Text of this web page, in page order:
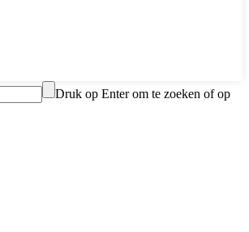
Druk op Enter om te zoeken of op